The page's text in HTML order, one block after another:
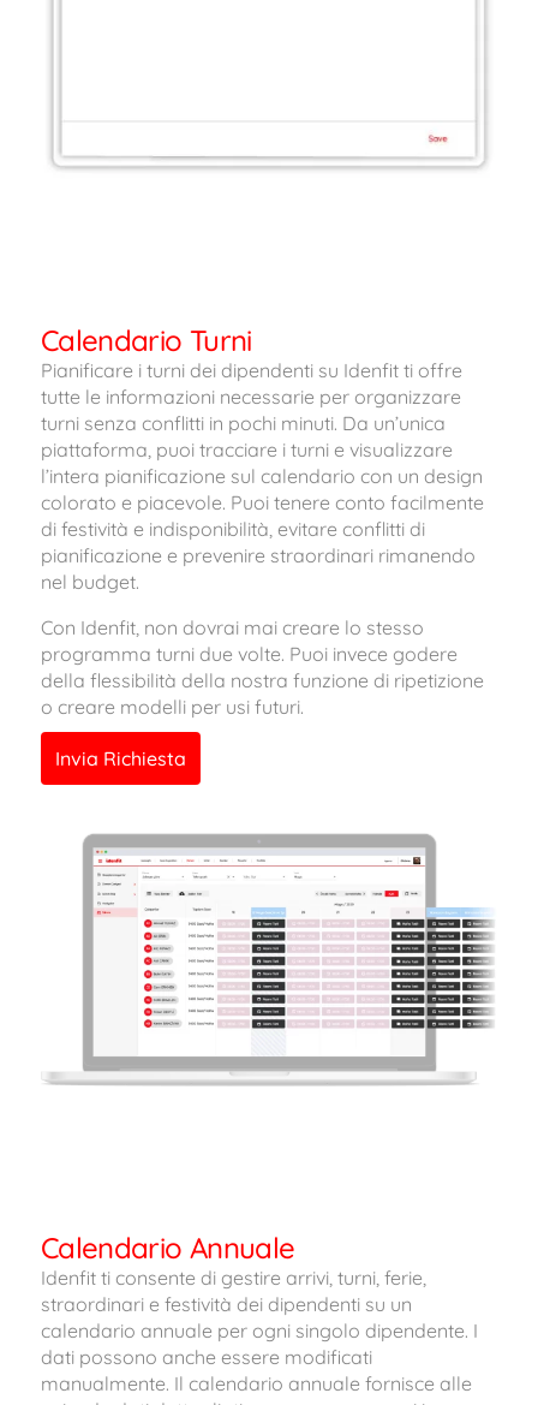
Calendario Turni
Pianificare i turni dei dipendenti su Idenfit ti offre
tutte le informazioni necessarie per organizzare
turni senza conflitti in pochi minuti. Da un’unica
piattaforma, puoi tracciare i turni e visualizzare
l’intera pianificazione sul calendario con un design
colorato e piacevole. Puoi tenere conto facilmente
di festività e indisponibilità, evitare conflitti di
pianificazione e prevenire straordinari rimanendo
nel budget.
Con Idenfit, non dovrai mai creare lo stesso
programma turni due volte. Puoi invece godere
della flessibilità della nostra funzione di ripetizione
o creare modelli per usi futuri.
Invia Richiesta
Calendario Annuale
Idenfit ti consente di gestire arrivi, turni, ferie,
straordinari e festività dei dipendenti su un
calendario annuale per ogni singolo dipendente. I
dati possono anche essere modificati
manualmente. Il calendario annuale fornisce alle